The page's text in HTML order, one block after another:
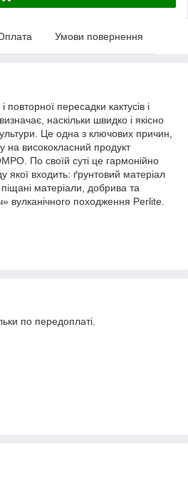
Умови повернення
пересадки кактусів і
наскільки швидко і якісно
Це одна з ключових причин,
на висококласний продукт
По своїй суті це гармонійно
якої входить: ґрунтовий матеріал
матеріали, добрива та
вулканічного походження Perlite.
по передоплаті.